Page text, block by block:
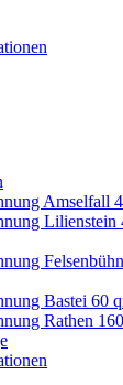
Amselfall
Lilienstein
Bastei 60
Rathen